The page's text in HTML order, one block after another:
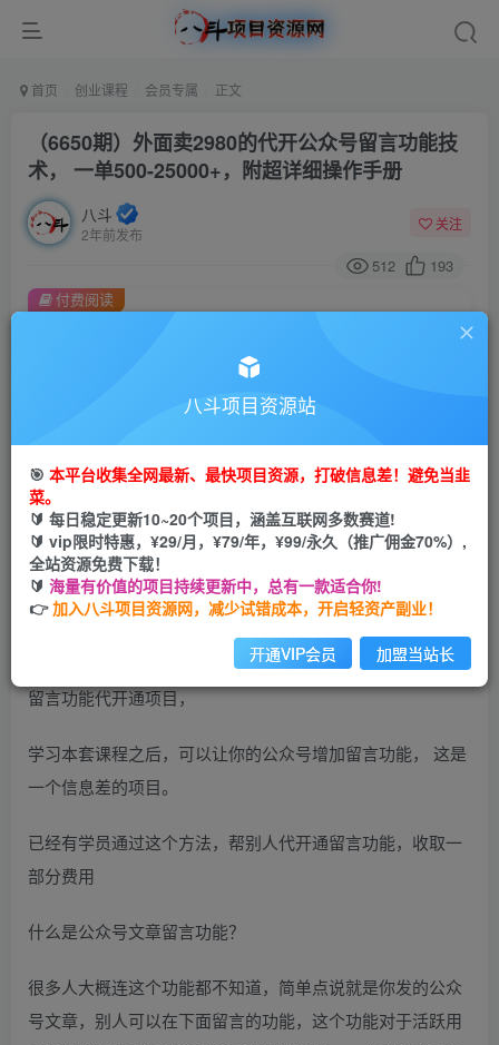
首页 创业课程 会员专属 正文
（6650期）外面卖2980的代开公众号留言功能技
术， 一单500-25000+，附超详细操作手册
八斗
2年前发布
关注
512 193
此内容为付费阅读，请付费后查看
会员专属资源
您暂无购买权限，请先开通会员
开通会员
付费阅读
大家好，我是刚子哥，今天给大家分享的项目是公众号文章
留言功能代开通项目，
学习本套课程之后，可以让你的公众号增加留言功能， 这是
一个信息差的项目。
已经有学员通过这个方法，帮别人代开通留言功能，收取一
部分费用
什么是公众号文章留言功能？
很多人大概连这个功能都不知道，简单点说就是你发的公众
号文章，别人可以在下面留言的功能，这个功能对于活跃用
八斗项目资源站
🎯 本平台收集全网最新、最快项目资源，打破信息差！避免当韭
菜。
🔰 每日稳定更新10~20个项目，涵盖互联网多数赛道!
🔰 vip限时特惠，¥29/月，¥79/年，¥99/永久（推广佣金70%）,
全站资源免费下载！
🔰 海量有价值的项目持续更新中，总有一款适合你!
👉加入八斗项目资源网，减少试错成本，开启轻资产副业！
开通VIP会员 加盟当站长